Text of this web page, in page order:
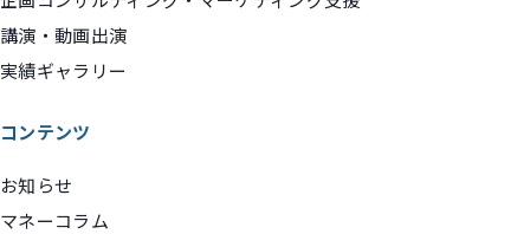
講演・動画出演
実績ギャラリー
コンテンツ
お知らせ
マネーコラム